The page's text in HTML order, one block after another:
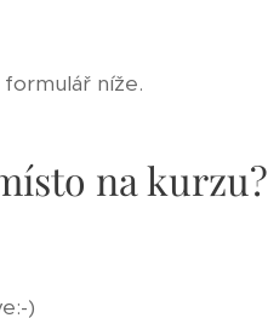
níže.
na kurzu?
)